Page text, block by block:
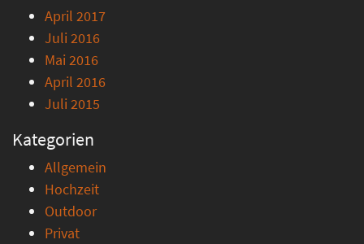
April 2017
Juli 2016
Mai 2016
April 2016
Juli 2015
Kategorien
Allgemein
Hochzeit
Outdoor
Privat